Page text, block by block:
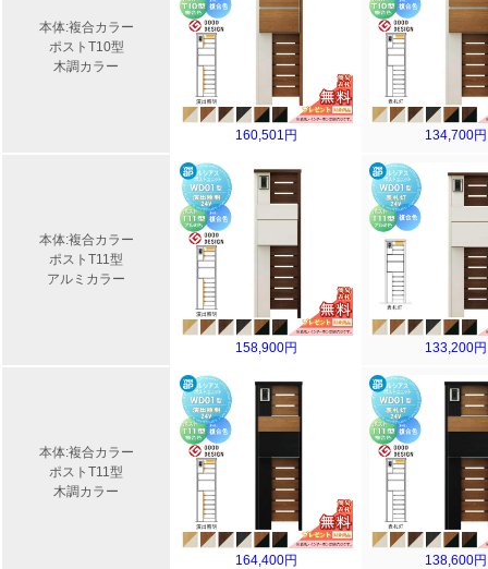
本体:複合カラー
ポストT10型
木調カラー
160,501円 134,700円
本体:複合カラー
ポストT11型
アルミカラー
158,900円 133,200円
本体:複合カラー
ポストT11型
木調カラー
164,400円 138,600円